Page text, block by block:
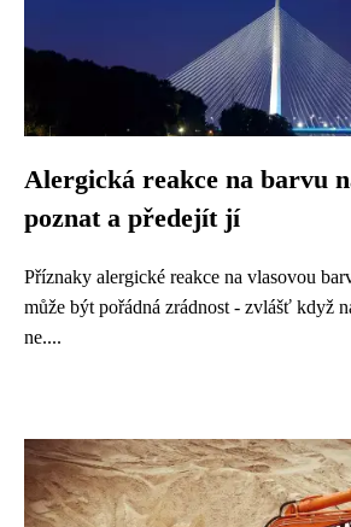
Alergická reakce na barvu
poznat a předejít jí
Příznaky alergické reakce na vlasovou
může být pořádná zrádnost - zvlášť když
ne....